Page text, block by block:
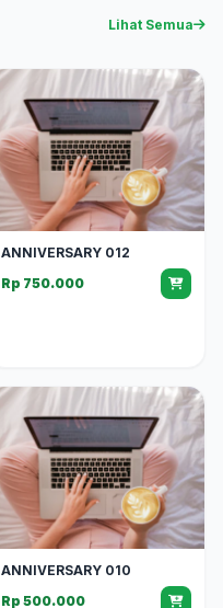
Lihat Semua
ANNIVERSARY 012
Rp 750.000
ANNIVERSARY 010
Rp 500.000